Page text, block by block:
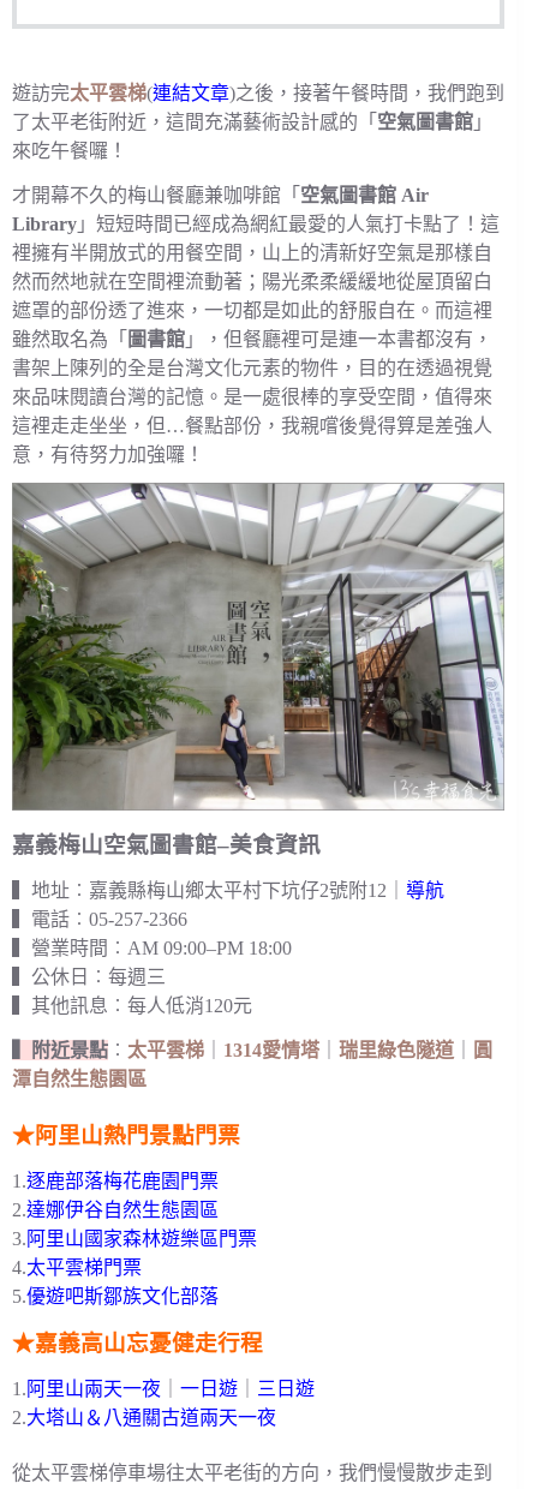
遊訪完太平雲梯(連結文章)之後，接著午餐時間，我們跑到
了太平老街附近，這間充滿藝術設計感的「 空氣圖書館 」
來吃午餐囉！
才開幕不久的梅山餐廳兼咖啡館「 空氣圖書館 Air
Library 」短短時間已經成為網紅最愛的人氣打卡點了！這
裡擁有半開放式的用餐空間，山上的清新好空氣是那樣自
然而然地就在空間裡流動著；陽光柔柔緩緩地從屋頂留白
遮罩的部份透了進來，一切都是如此的舒服自在。而這裡
雖然取名為「 圖書館 」，但餐廳裡可是連一本書都沒有，
書架上陳列的全是台灣文化元素的物件，目的在透過視覺
來品味閱讀台灣的記憶。是一處很棒的享受空間，值得來
這裡走走坐坐，但…餐點部份，我親嚐後覺得算是差強人
意，有待努力加強囉！
嘉義梅山空氣圖書館–美食資訊
▍地址︰嘉義縣梅山鄉太平村下坑仔2號附12｜ 導航
▍電話︰05-257-2366
▍營業時間︰AM 09:00–PM 18:00
▍公休日︰每週三
▍其他訊息︰每人低消120元
▍附近景點 ︰ 太平雲梯 1314愛情塔 瑞里綠色隧道
圓
潭自然生態園區
★阿里山熱門景點門票
1.逐鹿部落梅花鹿園門票
2.達娜伊谷自然生態園區
3. 阿里山國家森林遊樂區門票
4.太平雲梯門票
5.優遊吧斯鄒族文化部落
★嘉義高山忘憂健走行程
1. 阿里山兩天一夜 一日遊
三日遊
2.大塔山＆八通關古道兩天一夜
從太平雲梯停車場往太平老街的方向，我們慢慢散步走到